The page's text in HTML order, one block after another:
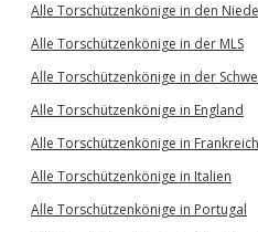
Alle Torschützenkönige in den
Alle Torschützenkönige in der MLS
Alle Torschützenkönige in der
Alle Torschützenkönige in England
Alle Torschützenkönige in Frankreich
Alle Torschützenkönige in Italien
Alle Torschützenkönige in Portugal